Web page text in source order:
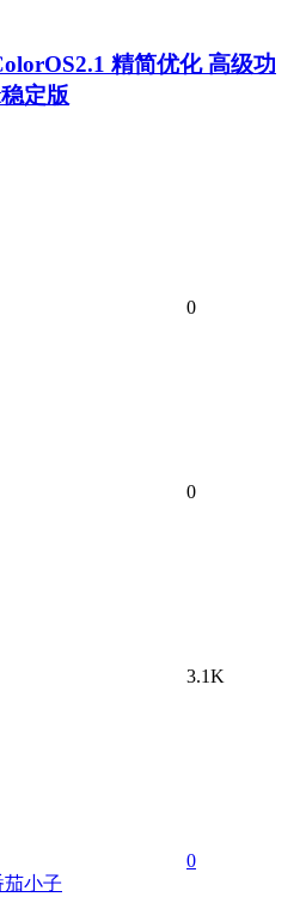
精简优化 高级功
定版
0
0
3.1K
0
茄小子